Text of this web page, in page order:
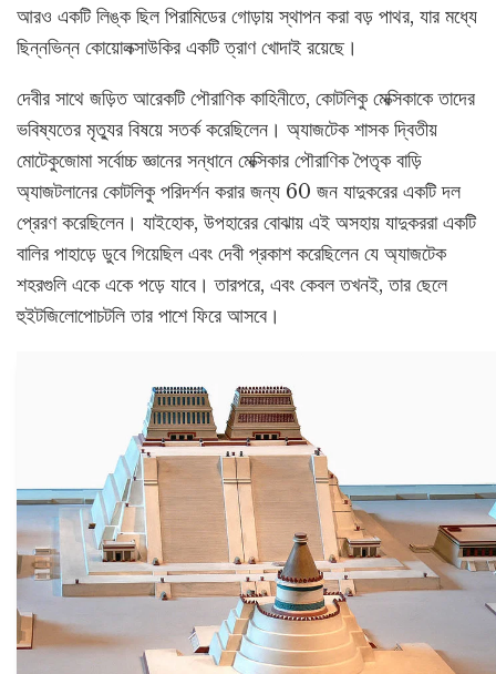
আরও একটি লিঙ্ক ছিল পিরামিডের গোড়ায় স্থাপন করা বড় পাথর, যার মধ্যে
ছিন্নভিন্ন কোয়োলক্সাউকির একটি ত্রাণ খোদাই রয়েছে।
দেবীর সাথে জড়িত আরেকটি পৌরাণিক কাহিনীতে, কোটলিকু মেক্সিকাকে তাদের
ভবিষ্যতের মৃত্যুর বিষয়ে সতর্ক করেছিলেন। অ্যাজটেক শাসক দ্বিতীয়
মোটেকুজোমা সর্বোচ্চ জ্ঞানের সন্ধানে মেক্সিকার পৌরাণিক পৈতৃক বাড়ি
অ্যাজটলানের কোটলিকু পরিদর্শন করার জন্য 60 জন যাদুকরের একটি দল
প্রেরণ করেছিলেন। যাইহোক, উপহারের বোঝায় এই অসহায় যাদুকররা একটি
বালির পাহাড়ে ডুবে গিয়েছিল এবং দেবী প্রকাশ করেছিলেন যে অ্যাজটেক
শহরগুলি একে একে পড়ে যাবে। তারপরে, এবং কেবল তখনই, তার ছেলে
হুইটজিলোপোচটলি তার পাশে ফিরে আসবে।